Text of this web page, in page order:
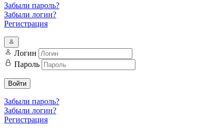
Забыли пароль?
Забыли логин?
Регистрация
Логин
Пароль
Войти
Забыли пароль?
Забыли логин?
Регистрация